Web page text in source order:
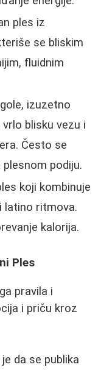
ples iz
se bliskim
fluidnim
izuzetno
blisku vezu i
Često se
plesnom podiju.
koji kombinuje
latino ritmova.
kalorija.
Ples
pravila i
i priču kroz
da se publika